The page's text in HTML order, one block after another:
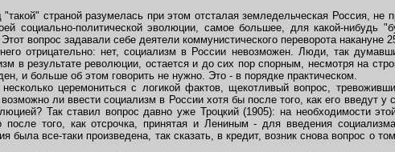
страной разумелась при этом отсталая земледельческая Россия, не
социально-политической эволюции, самое большее, для какой-нибудь
вопрос задавали себе деятели коммунистического переворота накануне
отрицательно: нет, социализм в России невозможен. Люди, так
в результате революции, остается и до сих пор спорным, несмотря на
и больше об этом говорить не нужно. Это - в порядке практическом.
церемониться с логикой фактов, щекотливый вопрос,
ли ввести социализм в России хотя бы после того, как его введут у
Так ставил вопрос давно уже Троцкий (1905): на необходимости
того, как отсрочка, принятая и Лениным - для введения
была все-таки произведена, так сказать, в кредит, возник снова вопрос о